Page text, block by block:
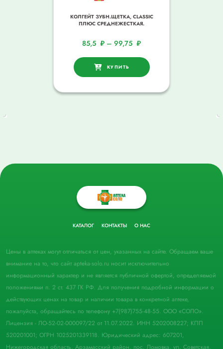
КОЛГЕЙТ ЗУБН.ЩЕТКА, CLASSIC
ПЛЮС СРЕДНЕЖЕСТКАЯ.
85,5 ₽ – 99,75 ₽
КУПИТЬ
КАТАЛОГ КОНТАКТЫ О НАС
Цены в аптеках могут отличаться от цен, указанных на сайте. Обращаем ваше
внимание на то, что сайт apteka-solo.ru носит исключительно
информационный характер и не является публичной офертой, определяемой
положениями п. 2 ст. 437 ГК РФ. Для получения подробной информации о
действующих ценах на товар и наличии товара в конкретной аптеке,
пожалуйста, обращайтесь по телефону +7(987)755-48-55. ООО «СОЛО».
Лицензия - ЛО-52-02-000097/22 от 11.07.2022. ИНН 5202008227; КПП
520201001; ОГРН 1025201339118. Юридический адрес: 607201,
Нижегородская область, Арзамасский район, пос. Ломовка, ул. Советская,